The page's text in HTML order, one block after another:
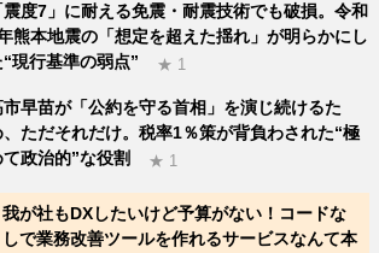
震度7」に耐える免震・耐震技術でも破損。令和
熊本地震の「想定を超えた揺れ」が明らかにし
“現行基準の弱点”
★ 1
市早苗が「公約を守る首相」を演じ続けるた
、ただそれだけ。税率1％策が背負わされた“極
て政治的”な役割
★ 1
我が社もDXしたいけど予算がない！コードな
しで業務改善ツールを作れるサービスなんて本